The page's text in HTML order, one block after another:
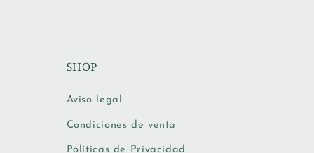
SHOP
Aviso legal
Condiciones de venta
Políticas de Privacidad